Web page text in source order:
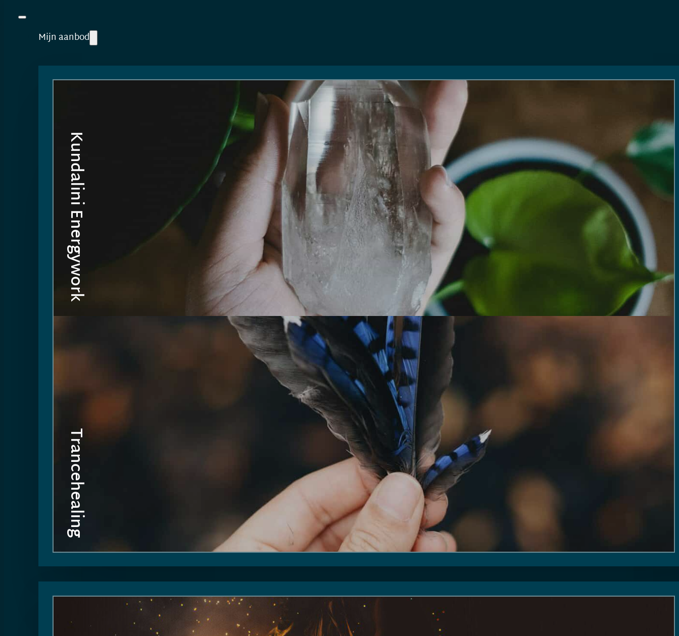
Mijn aanbod
Kundalini Energywork
Trancehealing
Mijn inspiratie